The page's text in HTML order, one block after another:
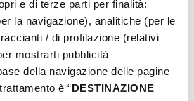
e di terze parti per finalità:
la navigazione), analitiche (per le
/ di profilazione (relativi
mostrarti pubblicità
della navigazione delle pagine
è “DESTINAZIONE
der dem Krebs mit
Herzens begegnet, und
Seite die wahrhaftigste
der Hoffnung angesichts der